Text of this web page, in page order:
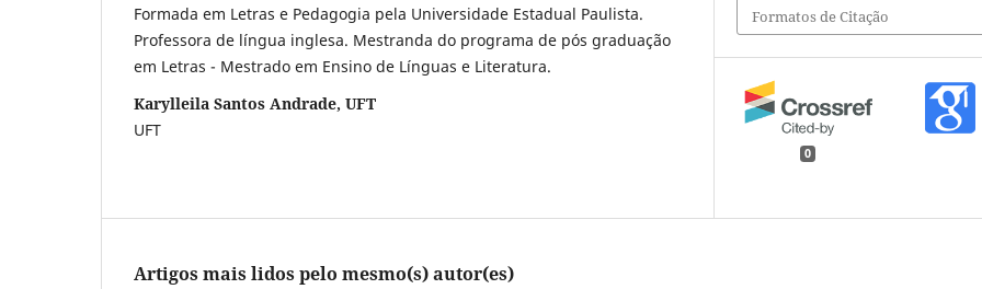
Formada em Letras e Pedagogia pela Universidade Estadual Paulista.
Professora de língua inglesa. Mestranda do programa de pós graduação
em Letras - Mestrado em Ensino de Línguas e Literatura.
Karylleila Santos Andrade, UFT
UFT
Formatos de Citação
0
Artigos mais lidos pelo mesmo(s) autor(es)